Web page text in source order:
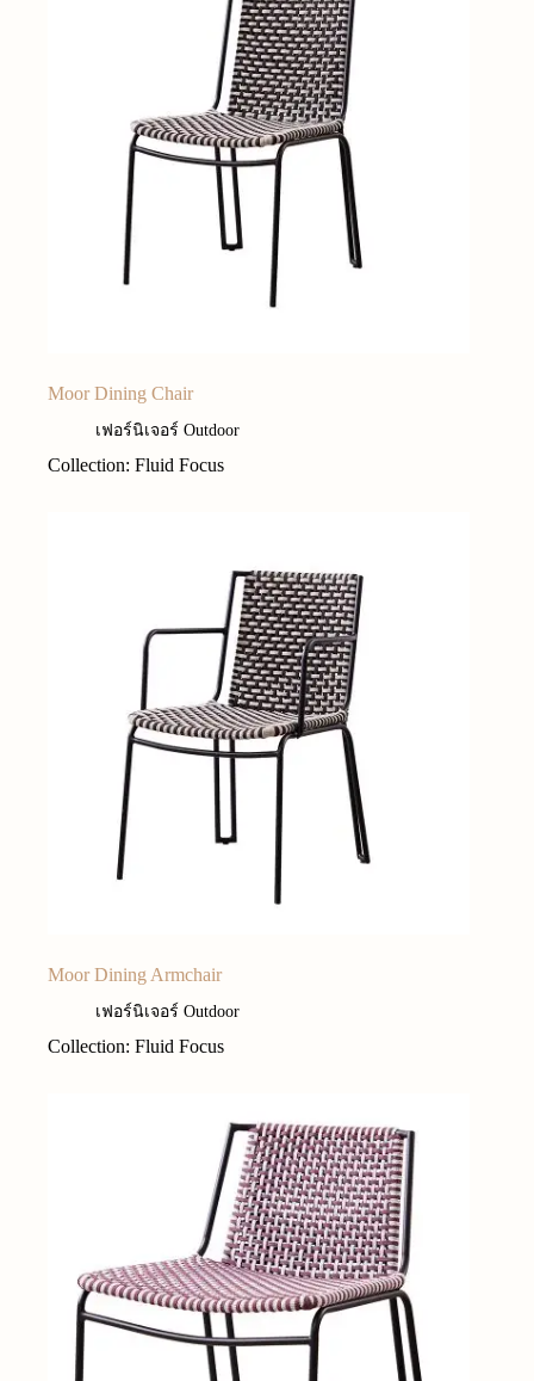
Moor Dining Chair
เฟอร์นิเจอร์ Outdoor
Collection: Fluid Focus
Moor Dining Armchair
เฟอร์นิเจอร์ Outdoor
Collection: Fluid Focus